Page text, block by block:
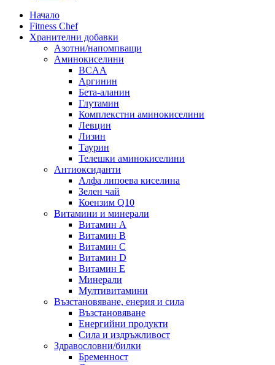
Начало
Fitness Chef
Хранителни добавки
Азотни/напомпващи
Аминокиселини
BCAA
Аргинин
Бета-аланин
Глутамин
Комплекстни аминокиселини
Левцин
Лизин
Таурин
Телешки аминокиселини
Антиоксиданти
Алфа липоева киселина
Зелен чай
Коензим Q10
Витамини и минерали
Витамин А
Витамин B
Витамин C
Витамин D
Витамин E
Минерали
Мултивитамини
Възстановяване, енерия и сила
Възстановяване
Енергийни продукти
Сила и издръжливост
Здравословни/билки
Бременност